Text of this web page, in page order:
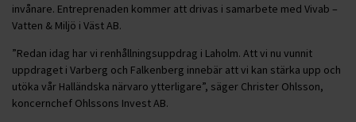
invånare. Entreprenaden kommer att drivas i samarbete med Vivab –
Vatten & Miljö i Väst AB.
”Redan idag har vi renhållningsuppdrag i Laholm. Att vi nu vunnit
uppdraget i Varberg och Falkenberg innebär att vi kan stärka upp och
utöka vår Halländska närvaro ytterligare”, säger Christer Ohlsson,
koncernchef Ohlssons Invest AB.